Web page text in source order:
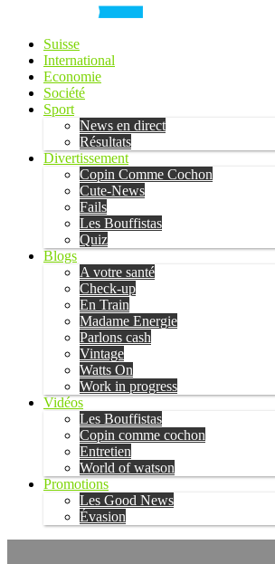
Suisse
International
Economie
Société
Sport
News en direct
Résultats
Divertissement
Copin Comme Cochon
Cute-News
Fails
Les Bouffistas
Quiz
Blogs
A votre santé
Check-up
En Train
Madame Energie
Parlons cash
Vintage
Watts On
Work in progress
Vidéos
Les Bouffistas
Copin comme cochon
Entretien
World of watson
Promotions
Les Good News
Évasion